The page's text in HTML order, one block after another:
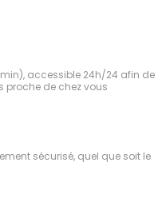
accessible 24h/24 afin de
de chez vous
sécurisé, quel que soit le